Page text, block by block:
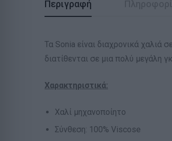
Περιγραφή
Τα Sonia είναι διαχρονικά χαλιά
διατίθενται σε μια πολύ μεγάλη
Χαρακτηριστικά:
Χαλί μηχανοποίητο
Σύνθεση: 100% Viscose